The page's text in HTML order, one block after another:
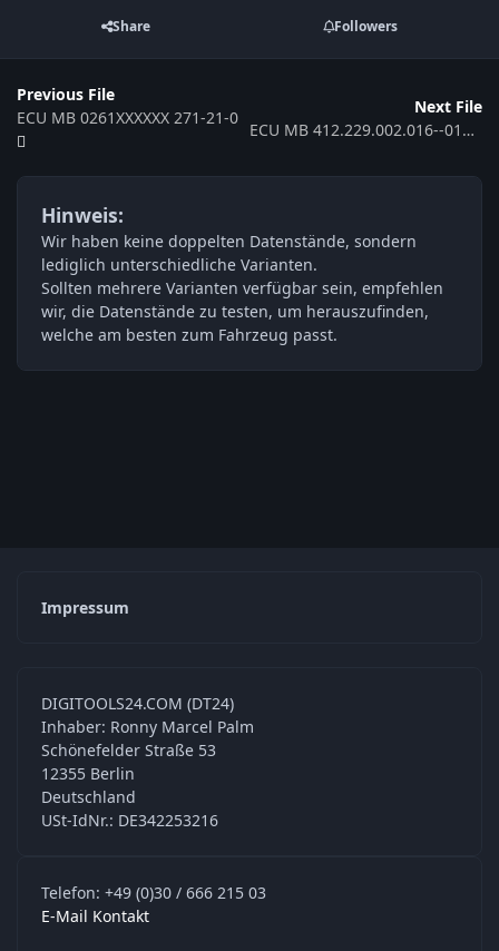
Share Followers
Previous File
ECU MB 0261XXXXXX 271-21-0
Next File
ECU MB 412.229.002.016--015 545 96 32B
Hinweis:
Wir haben keine doppelten Datenstände, sondern
lediglich unterschiedliche Varianten.
Sollten mehrere Varianten verfügbar sein, empfehlen
wir, die Datenstände zu testen, um herauszufinden,
welche am besten zum Fahrzeug passt.
Impressum
DIGITOOLS24.COM (DT24)
Inhaber: Ronny Marcel Palm
Schönefelder Straße 53
12355 Berlin
Deutschland
USt-IdNr.: DE342253216
Telefon: +49 (0)30 / 666 215 03
E-Mail Kontakt